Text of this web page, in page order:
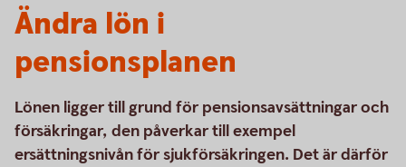
Ändra lön i
pensionsplanen
Lönen ligger till grund för pensionsavsättningar och
försäkringar, den påverkar till exempel
ersättningsnivån för sjukförsäkringen. Det är därför